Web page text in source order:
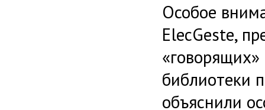
Особое
ElecGeste,
библиотеки
объяснили